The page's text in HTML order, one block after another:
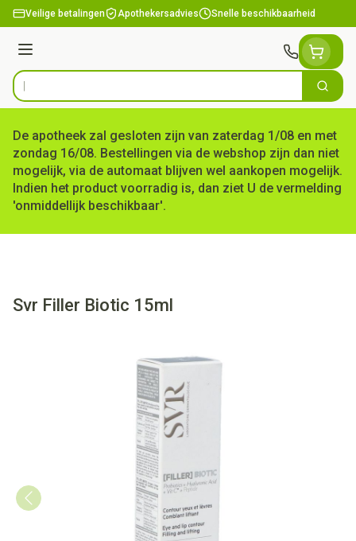
Ga naar de inhoud
Veilige betalingen Apothekersadvies Snelle beschikbaarheid
Menu
Product, merk, categorie... Zoek
De apotheek zal gesloten zijn van zaterdag 1/08 en met
zondag 16/08. Bestellingen via de webshop zijn dan niet
mogelijk, via de automaat blijven wel aankopen mogelijk.
Indien het product voorradig is, dan ziet U de vermelding
'onmiddellijk beschikbaar'.
Svr Filler Biotic 15ml